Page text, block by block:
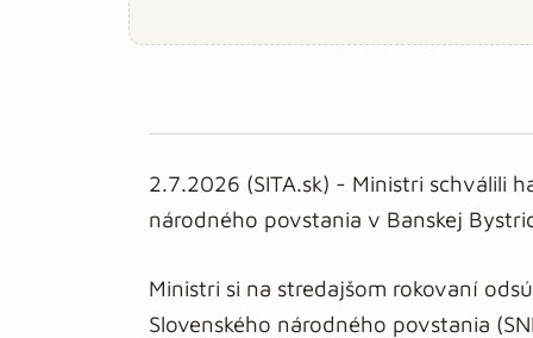
2.7.2026 (SITA.sk) - Ministri schválili
národného povstania v Banskej
Ministri si na stredajšom rokovaní
Slovenského národného povstania